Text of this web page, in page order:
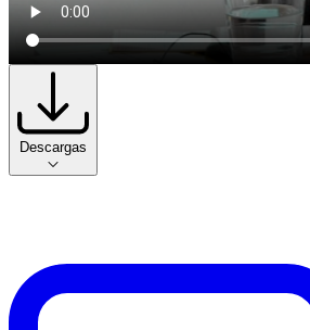
Descargas